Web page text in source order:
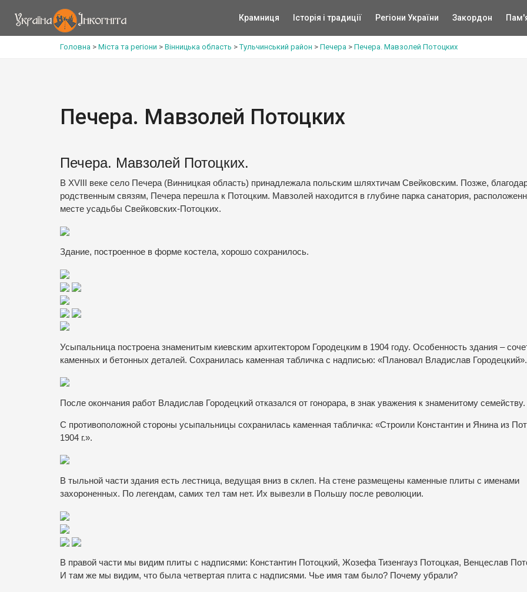
Крамниця Історія і традиції Регіони України Закордон
Головна > Міста та регіони > Вінницька область >Тульчинський район > Печера > Печера. Мавзолей Потоцких
Печера. Мавзолей Потоцких
Печера. Мавзолей Потоцких.
В XVIII веке село Печера (Винницкая область) принадлежала польским шляхтичам Свейковским. Позже,
родственным связям, Печера перешла к Потоцким. Мавзолей находится в глубине парка санатория,
месте усадьбы Свейковских-Потоцких.
Здание, построенное в форме костела, хорошо сохранилось.
Усыпальница построена знаменитым киевским архитектором Городецким в 1904 году. Особенность здания –
каменных и бетонных деталей. Сохранилась каменная табличка с надписью: «Плановал Владислав Городецкий».
После окончания работ Владислав Городецкий отказался от гонорара, в знак уважения к знаменитому семейству.
С противоположной стороны усыпальницы сохранилась каменная табличка: «Строили Константин и Янина из
1904 г.».
В тыльной части здания есть лестница, ведущая вниз в склеп. На стене размещены каменные плиты с именами
захороненных. По легендам, самих тел там нет. Их вывезли в Польшу после революции.
В правой части мы видим плиты с надписями: Константин Потоцкий, Жозефа Тизенгауз Потоцкая, Венцеслав
И там же мы видим, что была четвертая плита с надписями. Чье имя там было? Почему убрали?